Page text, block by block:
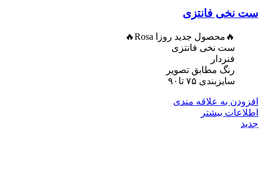
ست نخی فانتزی
🔥محصول جدید روزا Rosa🔥
ست نخی فانتزی
فنردار
رنگ مطابق تصویر
سایزبندی ۷۵ تا۹۰
افزودن به علاقه مندی
اطلاعات بیشتر
جدید